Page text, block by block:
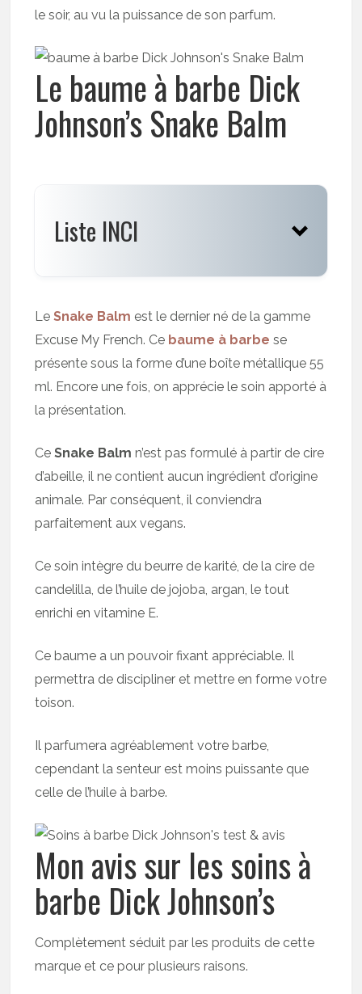
le soir, au vu la puissance de son parfum.
Le baume à barbe Dick
Johnson’s Snake Balm
Liste INCI
LeSnake Balm est le dernier né de la gamme
Excuse My French. Ce baume à barbe se
présente sous la forme d’une boîte métallique 55
ml. Encore une fois, on apprécie le soin apporté à
la présentation.
CeSnake Balm n’est pas formulé à partir de cire
d’abeille, il ne contient aucun ingrédient d’origine
animale. Par conséquent, il conviendra
parfaitement aux vegans.
Ce soin intègre du beurre de karité, de la cire de
candelilla, de l’huile de jojoba, argan, le tout
enrichi en vitamine E.
Ce baume a un pouvoir fixant appréciable. Il
permettra de discipliner et mettre en forme votre
toison.
Il parfumera agréablement votre barbe,
cependant la senteur est moins puissante que
celle de l’huile à barbe.
Mon avis sur les soins à
barbe Dick Johnson’s
Complètement séduit par les produits de cette
marque et ce pour plusieurs raisons.